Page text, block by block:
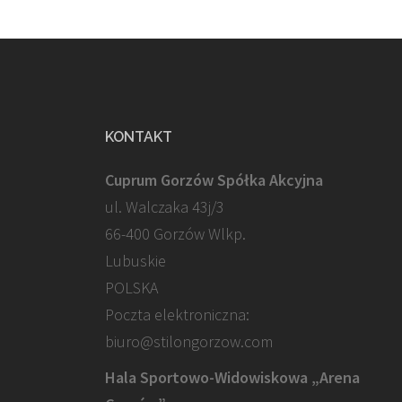
KONTAKT
Cuprum Gorzów Spółka Akcyjna
ul. Walczaka 43j/3
66-400 Gorzów Wlkp.
Lubuskie
POLSKA
Poczta elektroniczna:
biuro@stilongorzow.com
Hala Sportowo-Widowiskowa „Arena